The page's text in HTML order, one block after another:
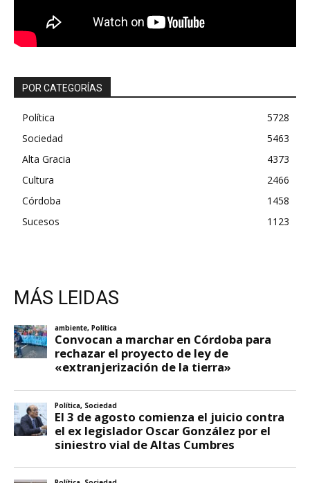
POR CATEGORÍAS
Política
5728
Sociedad
5463
Alta Gracia
4373
Cultura
2466
Córdoba
1458
Sucesos
1123
MÁS LEIDAS